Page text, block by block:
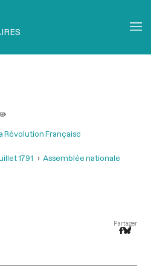
Révolution Française
1791
Assemblée nationale
Partager